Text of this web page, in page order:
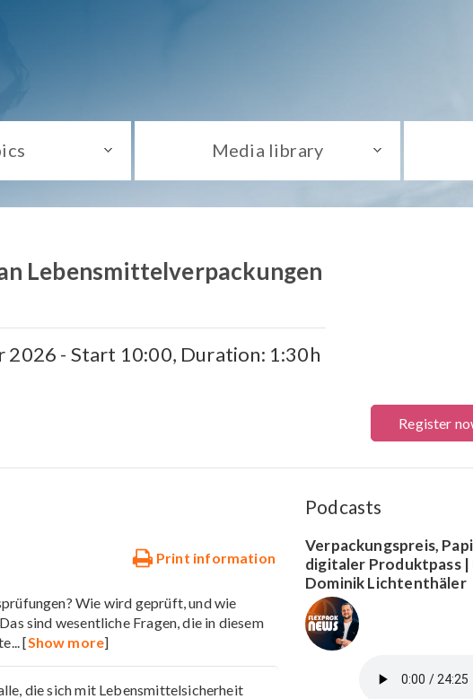
Media library
Lebensmittelverpackungen
2026 - Start 10:00, Duration: 1:30h
Register
Print information
Wie wird geprüft, und wie
sind wesentliche Fragen, die in diesem
... [Show more]
die sich mit Lebensmittelsicherheit
Podcasts
Verpackungspreis,
digitaler Produktpass |
Dominik Lichtenthäler